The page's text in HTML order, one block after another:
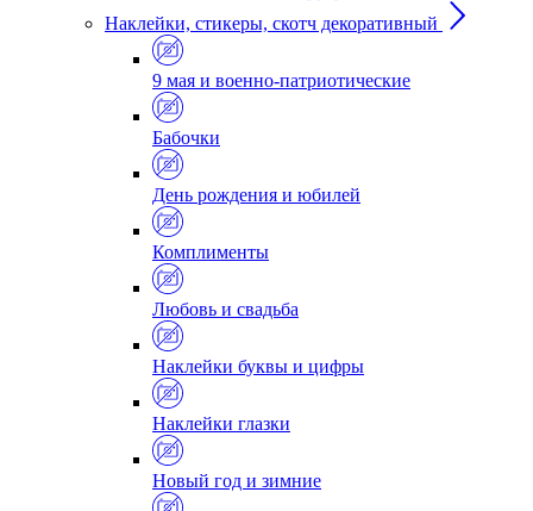
Наклейки, стикеры, скотч декоративный
9 мая и военно-патриотические
Бабочки
День рождения и юбилей
Комплименты
Любовь и свадьба
Наклейки буквы и цифры
Наклейки глазки
Новый год и зимние